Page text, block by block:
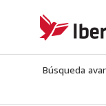
IberLibro.com
Búsqueda